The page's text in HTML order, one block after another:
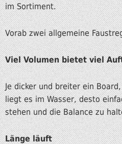
im Sortiment.
Vorab zwei allgemeine
Viel Volumen bietet viel
Je dicker und breiter ein
liegt es im Wasser, desto
stehen und die Balance zu
Länge läuft